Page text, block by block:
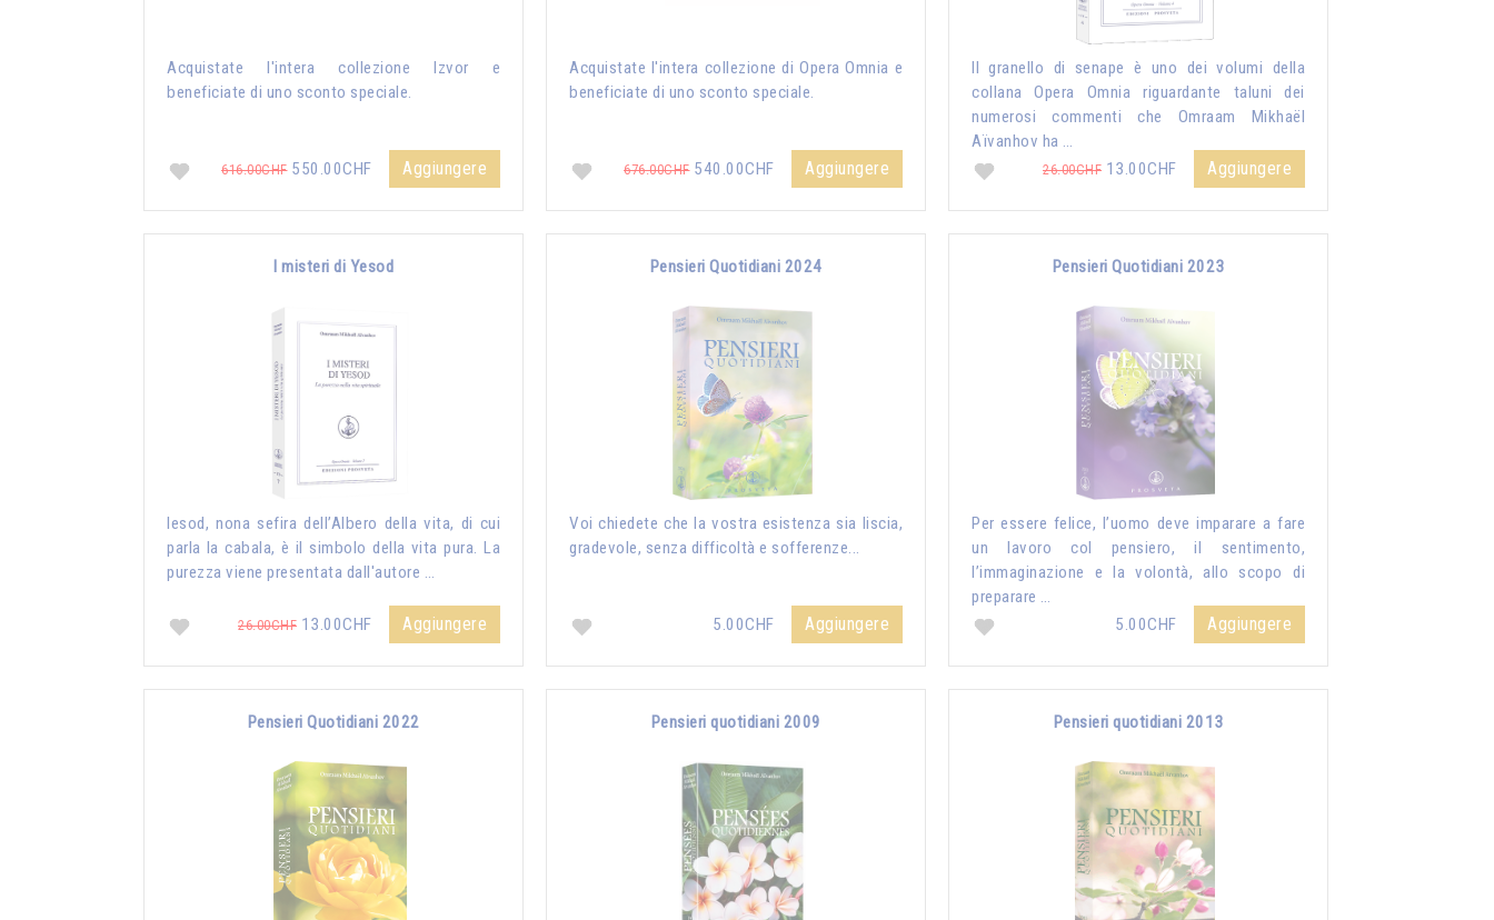
Acquistate l'intera collezione Izvor e
beneficiate di uno sconto speciale.
616.00CHF550.00CHF Aggiungere
Acquistate l'intera collezione di Opera Omnia e
beneficiate di uno sconto speciale.
676.00CHF540.00CHF Aggiungere
Il granello di senape è uno dei volumi della
collana Opera Omnia riguardante taluni dei
numerosi commenti che Omraam Mikhaël
Aïvanhov ha …
26.00CHF 13.00CHF Aggiungere
I misteri di Yesod
Iesod, nona sefira dell’Albero della vita, di cui
parla la cabala, è il simbolo della vita pura. La
purezza viene presentata dall'autore …
26.00CHF 13.00CHF Aggiungere
Pensieri Quotidiani 2024
Voi chiedete che la vostra esistenza sia liscia,
gradevole, senza difficoltà e sofferenze...
5.00CHF Aggiungere
Pensieri Quotidiani 2023
Per essere felice, l’uomo deve imparare a fare
un lavoro col pensiero, il sentimento,
l’immaginazione e la volontà, allo scopo di
preparare …
5.00CHF
Aggiungere
Pensieri Quotidiani 2022 Pensieri quotidiani 2009 Pensieri quotidiani 2013